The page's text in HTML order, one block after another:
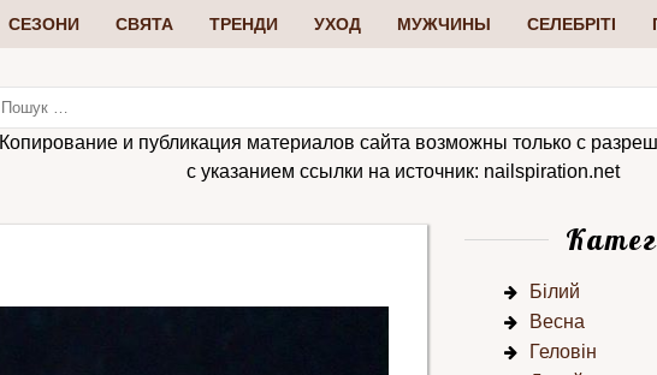
СЕЗОНИ СВЯТА ТРЕНДИ УХОД МУЖЧИНЫ СЕЛЕБРІТІ
Копирование и публикация материалов сайта возможны только с
с указанием ссылки на источник: nailspiration.net
Білий
Весна
Геловін